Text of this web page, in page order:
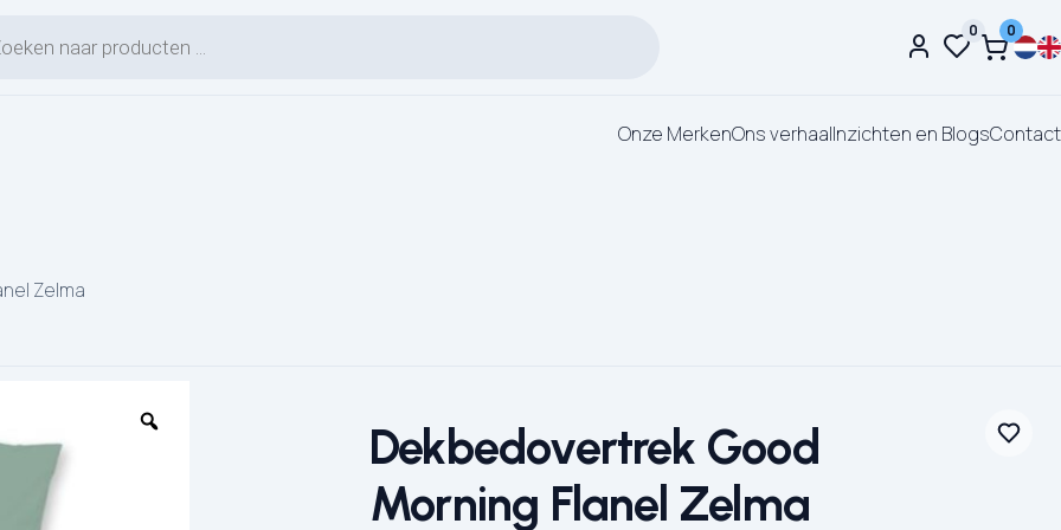
0 0
Onze MerkenOns verhaalInzichten en BlogsContact
Zelma
Dekbedovertrek Good
Morning Flanel Zelma